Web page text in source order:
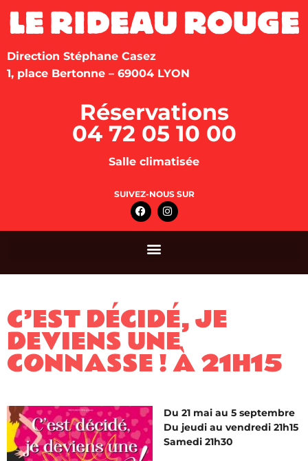
Direction Stéphane Casez
1, place Bertonne – 69004 LYON
Réservations
04 72 05 10 00
Salle climatisée
SUIVEZ-NOUS SUR
C’EST DÉCIDÉ, JE
DEVIENS UNE
CONNASSE ! À 21H15
Du 21 mai au 5 septembre
Du jeudi au vendredi 21h15
Samedi 21h30